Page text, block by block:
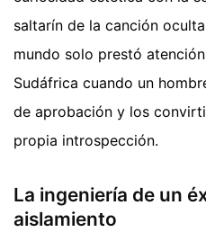
saltarín de la canción
mundo solo prestó
Sudáfrica cuando un
de aprobación y los
propia introspección.
La ingeniería de un
aislamiento